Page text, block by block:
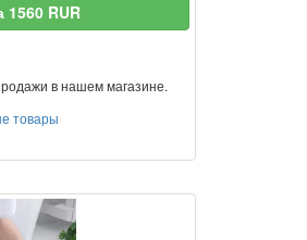
1560 RUR
в нашем магазине.
товары